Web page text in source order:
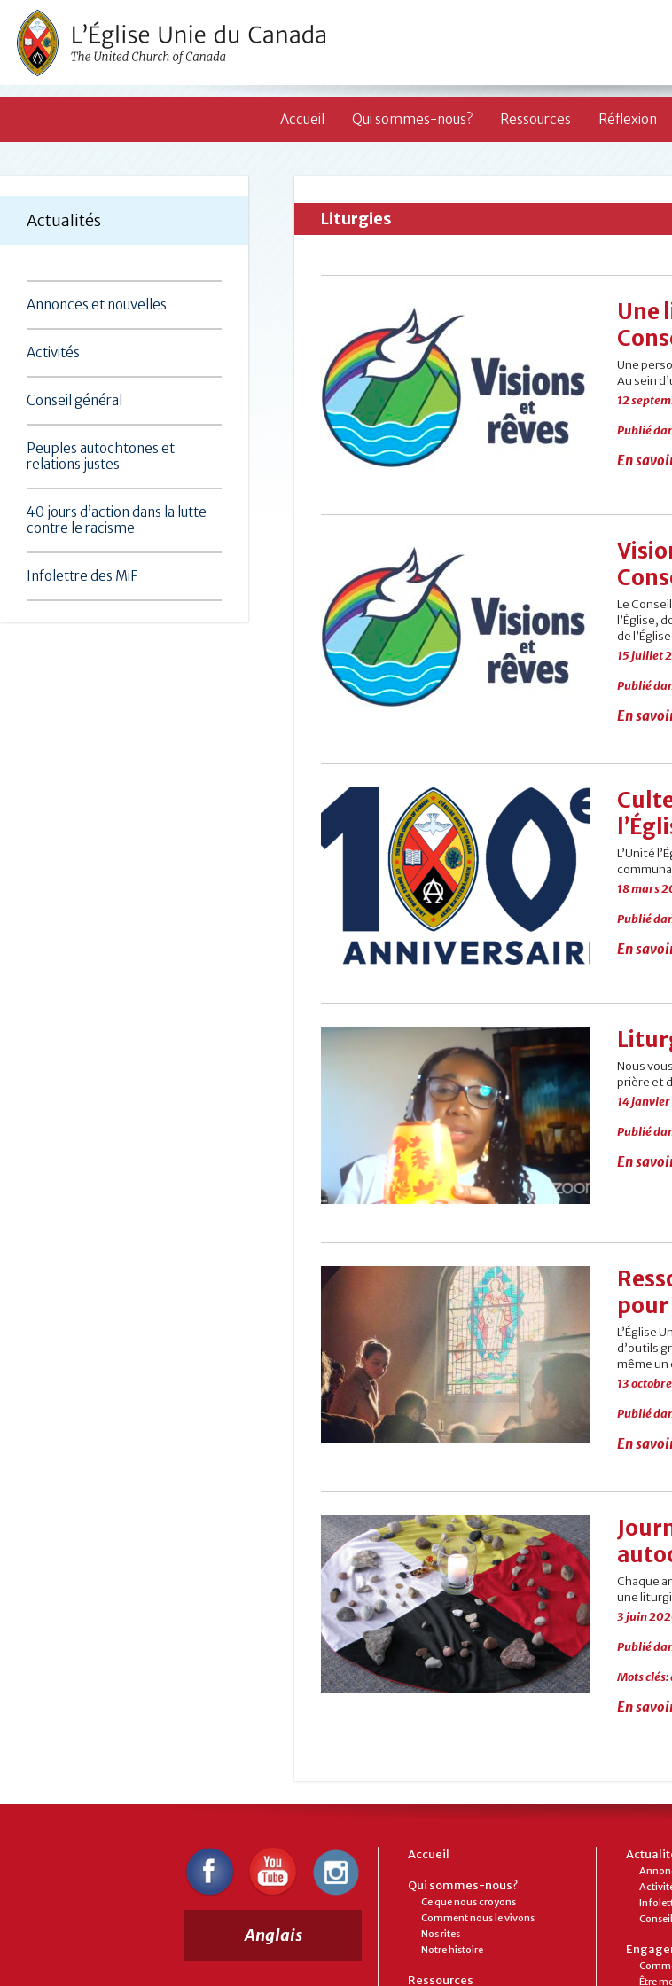
Accueil Qui sommes-nous? Ressources Réflexion
Actualités
Annonces et nouvelles
Activités
Conseil général
Peuples autochtones et
relations justes
40 jours d’action dans la lutte
contre le racisme
Infolettre des MiF
Liturgies
Une
Une
Au sein
12
Publié
En
Le
l’Église,
de l’Église
15 juillet
Publié
En
L’Unité
18 mars
Publié
En
Nous
prière et
14 janvier
Publié
En
L’Église
d’outils
même un
13
Publié
En
Chaque
une
3 juin
Publié
Mots clés:
En
Anglais
Accueil
Qui sommes-nous?
Ce que nous croyons
Comment nous le vivons
Nos rites
Notre histoire
Ressources
Être